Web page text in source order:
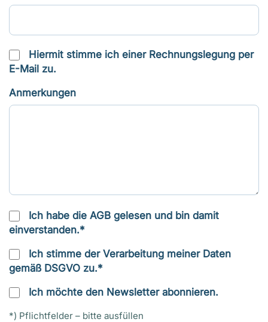
Hiermit stimme ich einer Rechnungslegung per
E-Mail zu.
Anmerkungen
Ich habe die AGB gelesen und bin damit
einverstanden.*
Ich stimme der Verarbeitung meiner Daten
gemäß DSGVO zu.*
Ich möchte den Newsletter abonnieren.
*) Pflichtfelder – bitte ausfüllen